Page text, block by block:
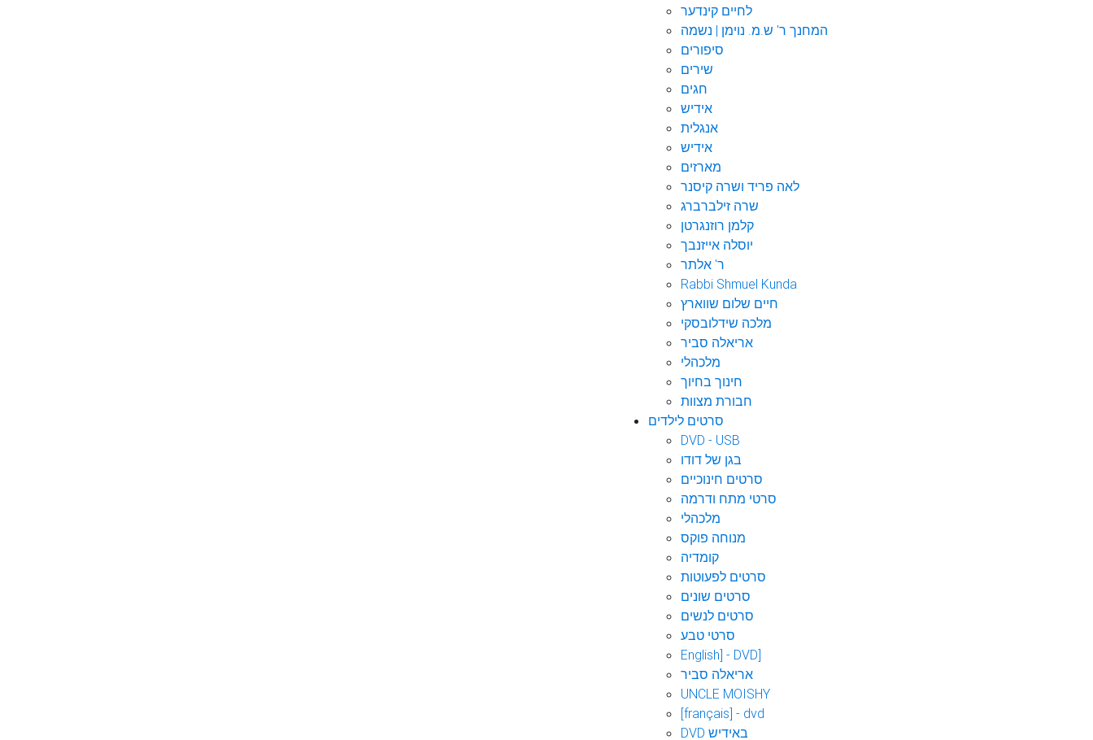
לחיים קינדער
המחנך ר' ש.מ. נוימן | נשמה
סיפורים
שירים
חגים
אידיש
אנגלית
אידיש
מארזים
לאה פריד ושרה קיסנר
שרה זילברברג
קלמן רוזנגרטן
יוסלה אייזנבך
ר' אלתר
Rabbi Shmuel Kunda
חיים שלום שווארץ
מלכה שידלובסקי
אריאלה סביר
מלכהלי
חינוך בחיוך
חבורת מצוות
סרטים לילדים
DVD - USB
בגן של דודו
סרטים חינוכיים
סרטי מתח ודרמה
מלכהלי
מנוחה פוקס
קומדיה
סרטים לפעוטות
סרטים שונים
סרטים לנשים
סרטי טבע
English] - DVD]
אריאלה סביר
UNCLE MOISHY
[français] - dvd
DVD באידיש